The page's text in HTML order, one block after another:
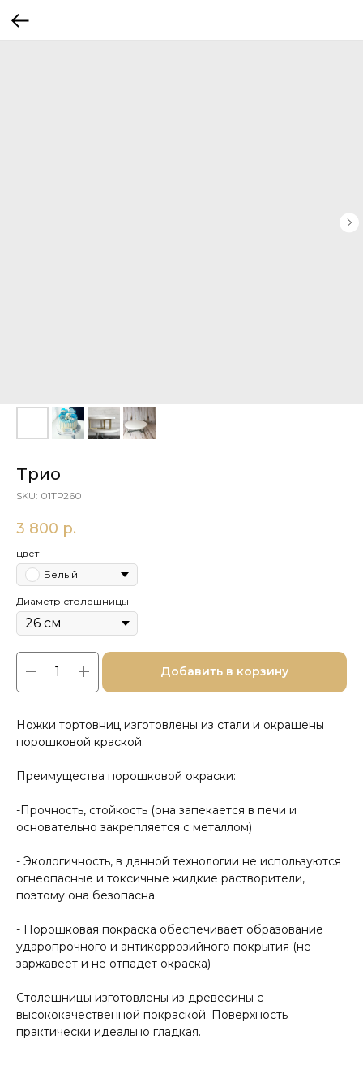
Трио
SKU: 01ТР260
3 800 р.
цвет
Белый
Диаметр столешницы
Добавить в корзину
Ножки тортовниц изготовлены из стали и окрашены
порошковой краской.
Преимущества порошковой окраски:
-Прочность, стойкость (она запекается в печи и
основательно закрепляется с металлом)
- Экологичность, в данной технологии не используются
огнеопасные и токсичные жидкие растворители,
поэтому она безопасна.
- Порошковая покраска обеспечивает образование
ударопрочного и антикоррозийного покрытия (не
заржавеет и не отпадет окраска)
Столешницы изготовлены из древесины с
высококачественной покраской. Поверхность
практически идеально гладкая.